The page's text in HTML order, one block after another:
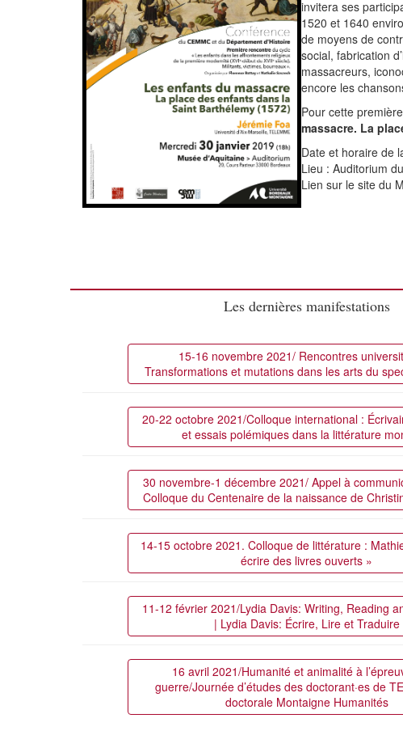
invitera ses
1520 et 1640
de moyens de
social, fabrication
massacreurs,
encore les
Pour cette
massacre. La
Date et horaire de
Lieu : Auditorium
Lien sur le site du
Les dernières manifestations
15-16 novembre 2021/ Rencontres
Transformations et mutations dans les arts du
20-22 octobre 2021/Colloque international :
et essais polémiques dans la littérature
30 novembre-1 décembre 2021/ Appel à
Colloque du Centenaire de la naissance de
14-15 octobre 2021. Colloque de littérature :
écrire des livres ouverts »
11-12 février 2021/Lydia Davis: Writing, Reading
| Lydia Davis: Écrire, Lire et Traduire
16 avril 2021/Humanité et animalité à
guerre/Journée d’études des doctorant·es de
doctorale Montaigne Humanités